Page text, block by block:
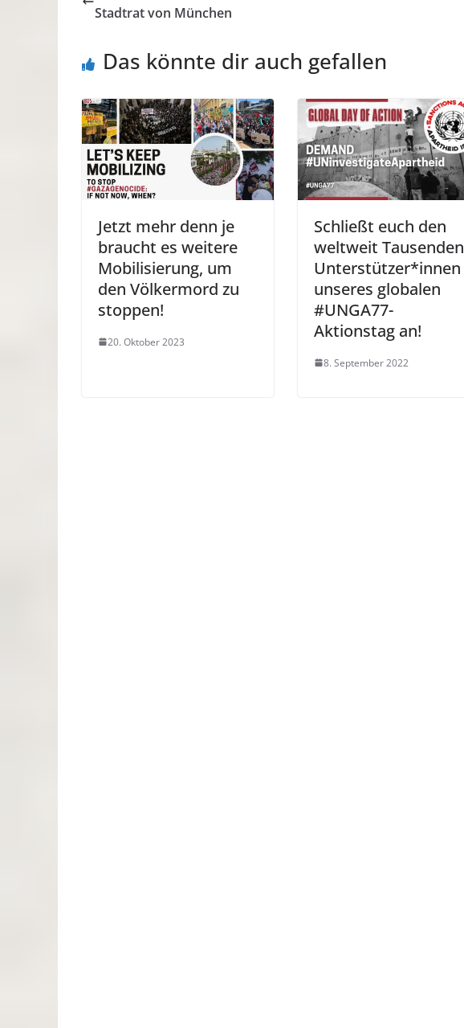
Stadtrat von München
Das könnte dir auch gefallen
Jetzt mehr denn je
braucht es weitere
Mobilisierung, um
den Völkermord zu
stoppen!
20. Oktober 2023
Schließt euch den
weltweit Tausenden
Unterstützer*innen
unseres globalen
#UNGA77-
Aktionstag an!
8. September 2022